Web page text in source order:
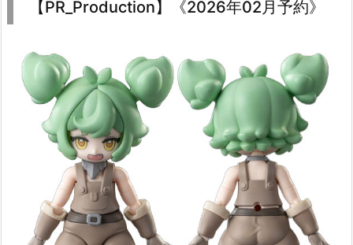
【PR_Production】《2026年02月予約》